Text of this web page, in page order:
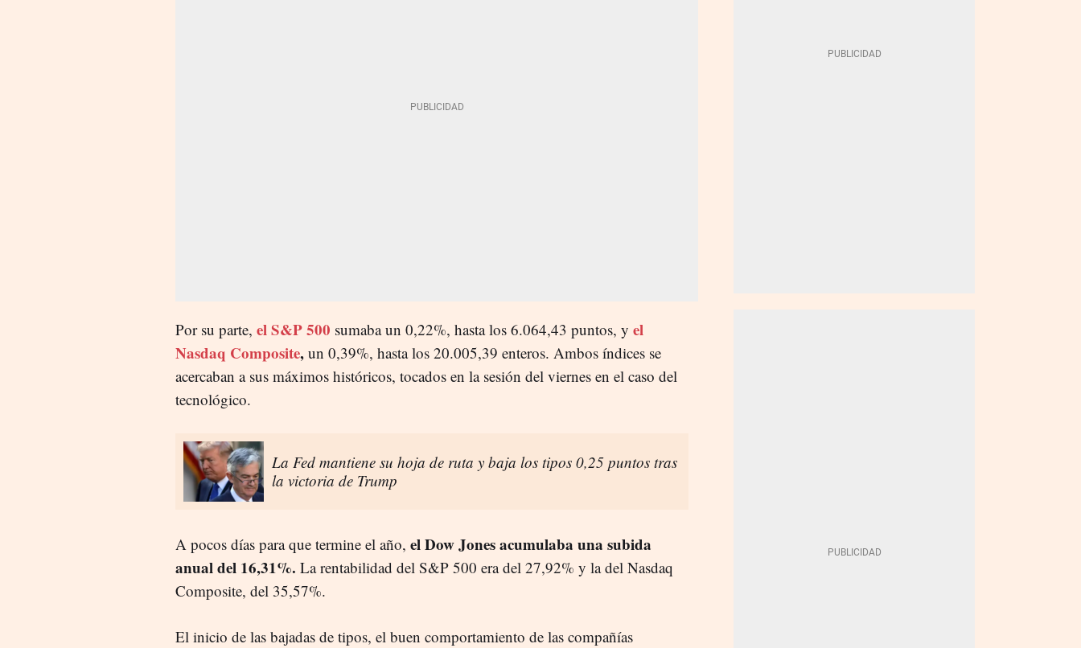
Por su parte, el S&P 500 sumaba un 0,22%, hasta los 6.064,43 puntos, y el
Nasdaq Composite, un 0,39%, hasta los 20.005,39 enteros. Ambos índices se
acercaban a sus máximos históricos, tocados en la sesión del viernes en el caso del
tecnológico.
La Fed mantiene su hoja de ruta y baja los tipos 0,25 puntos tras
la victoria de Trump
A pocos días para que termine el año, el Dow Jones acumulaba una subida
anual del 16,31%. La rentabilidad del S&P 500 era del 27,92% y la del Nasdaq
Composite, del 35,57%.
El inicio de las bajadas de tipos, el buen comportamiento de las compañías